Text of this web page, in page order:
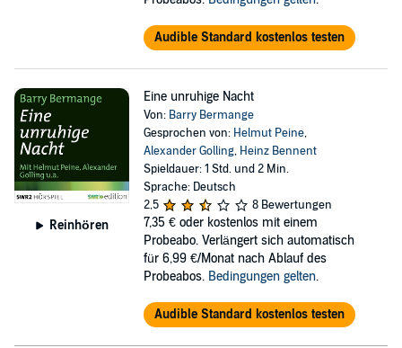
Audible Standard kostenlos testen
Reinhören
Eine unruhige Nacht
Von: Barry Bermange
Gesprochen von: Helmut Peine,
Alexander Golling, Heinz Bennent
Spieldauer: 1 Std. und 2 Min.
Sprache: Deutsch
2,5
8 Bewertungen
7,35 € oder kostenlos mit einem
Probeabo. Verlängert sich automatisch
für 6,99 €/Monat nach Ablauf des
Probeabos. Bedingungen gelten.
Audible Standard kostenlos testen